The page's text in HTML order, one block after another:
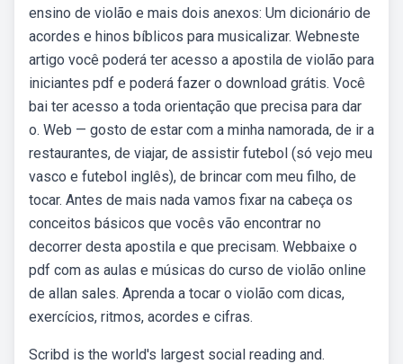
ensino de violão e mais dois anexos: Um dicionário de
acordes e hinos bíblicos para musicalizar. Webneste
artigo você poderá ter acesso a apostila de violão para
iniciantes pdf e poderá fazer o download grátis. Você
bai ter acesso a toda orientação que precisa para dar
o. Web — gosto de estar com a minha namorada, de ir a
restaurantes, de viajar, de assistir futebol (só vejo meu
vasco e futebol inglês), de brincar com meu filho, de
tocar. Antes de mais nada vamos fixar na cabeça os
conceitos básicos que vocês vão encontrar no
decorrer desta apostila e que precisam. Webbaixe o
pdf com as aulas e músicas do curso de violão online
de allan sales. Aprenda a tocar o violão com dicas,
exercícios, ritmos, acordes e cifras.
Scribd is the world's largest social reading and.